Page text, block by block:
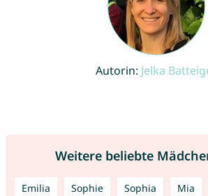
Autorin: Jelka
Weitere beliebte
Emilia Sophie Sophia Mia